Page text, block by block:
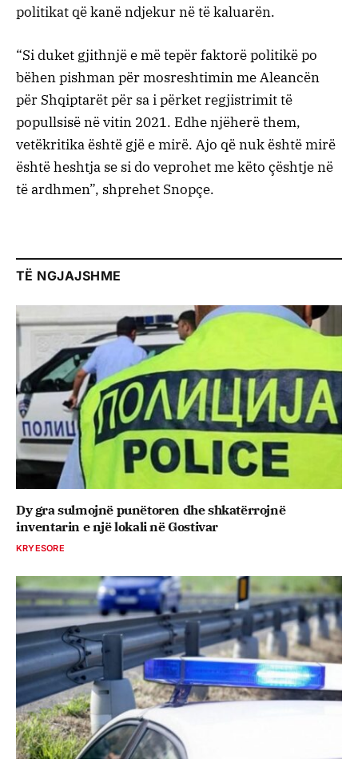
politikat që kanë ndjekur në të kaluarën.
“Si duket gjithnjë e më tepër faktorë politikë po
bëhen pishman për mosreshtimin me Aleancën
për Shqiptarët për sa i përket regjistrimit të
popullsisë në vitin 2021. Edhe njëherë them,
vetëkritika është gjë e mirë. Ajo që nuk është mirë
është heshtja se si do veprohet me këto çështje në
të ardhmen”, shprehet Snopçe.
TË NGJAJSHME
Dy gra sulmojnë punëtoren dhe shkatërrojnë
inventarin e një lokali në Gostivar
KRYESORE